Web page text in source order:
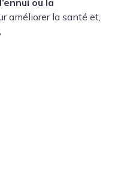
ou la
améliorer la santé et,